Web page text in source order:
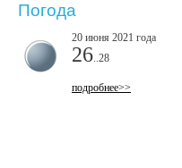
Погода
20 июня 2021 года
26 ..28
подробнее>>